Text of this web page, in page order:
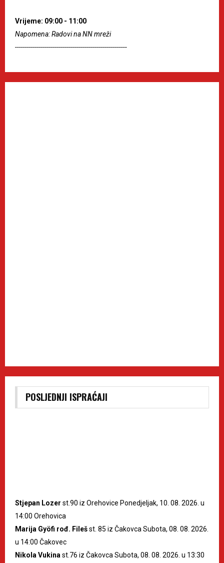
Vrijeme: 09:00 - 11:00
Napomena: Radovi na NN mreži
--------------------------------------------------------
POSLJEDNJI ISPRAĆAJI
Stjepan Lozer st.90 iz Orehovice Ponedjeljak, 10. 08. 2026. u
14:00 Orehovica
Marija Gyöfi rođ. Filešst. 85 iz Čakovca Subota, 08. 08. 2026.
u 14:00 Čakovec
Nikola Vukinast.76 iz Čakovca Subota, 08. 08. 2026. u 13:30